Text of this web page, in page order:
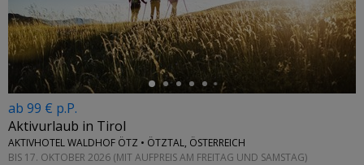
←
ab 99 € p.P.
Aktivurlaub in Tirol
AKTIVHOTEL WALDHOF ÖTZ • ÖTZTAL, ÖSTERREICH
BIS 17. OKTOBER 2026 (MIT AUFPREIS AM FREITAG UND SAMSTAG)